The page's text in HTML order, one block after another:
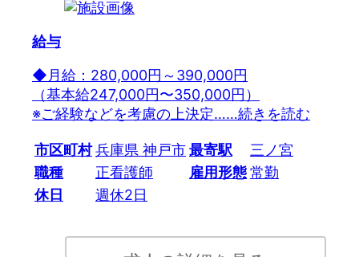
給与
◆月給：280,000円～390,000円
（基本給247,000円〜350,000円）
※ご経験などを考慮の上決定……続きを読む
市区町村兵庫県 神戸市最寄駅
三ノ宮
職種
正看護師 雇用形態常勤
休日
週休2日